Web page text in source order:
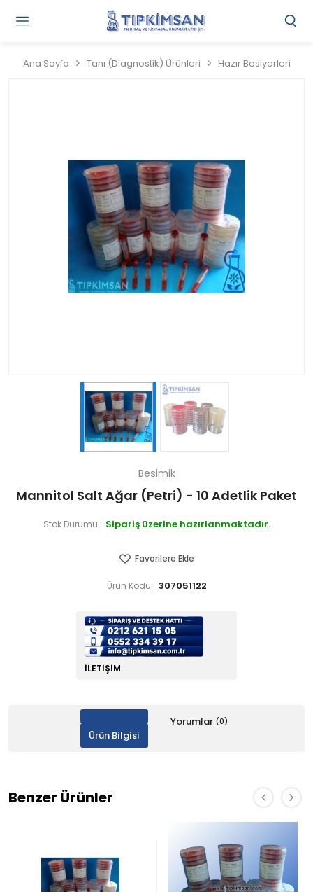
Ana Sayfa Tanı (Diagnostik) Ürünleri Hazır Besiyerleri
Besimik
Mannitol Salt Ağar (Petri) - 10 Adetlik Paket
Stok Durumu: Sipariş üzerine hazırlanmaktadır.
Favorilere Ekle
Ürün Kodu: 307051122
İLETIŞIM
Ürün Bilgisi
Yorumlar (0)
Benzer Ürünler